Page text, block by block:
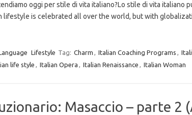
oggi per stile di vita italiano?Lo stile di vita italiano
lifestyle is celebrated all over the world, but with
Lifestyle Tag: Charm , Italian Coaching Programs ,
life style , Italian Opera , Italian Renaissance , Italian Woman
Masaccio – parte 2